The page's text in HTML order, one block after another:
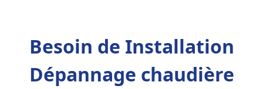
Besoin de Installation
Dépannage chaudière